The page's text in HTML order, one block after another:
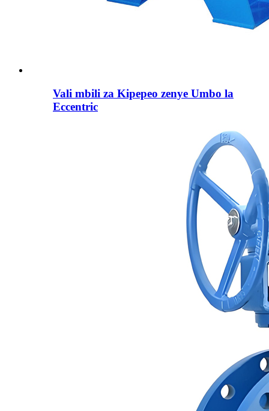
Vali mbili za Kipepeo zenye Umbo la
Eccentric